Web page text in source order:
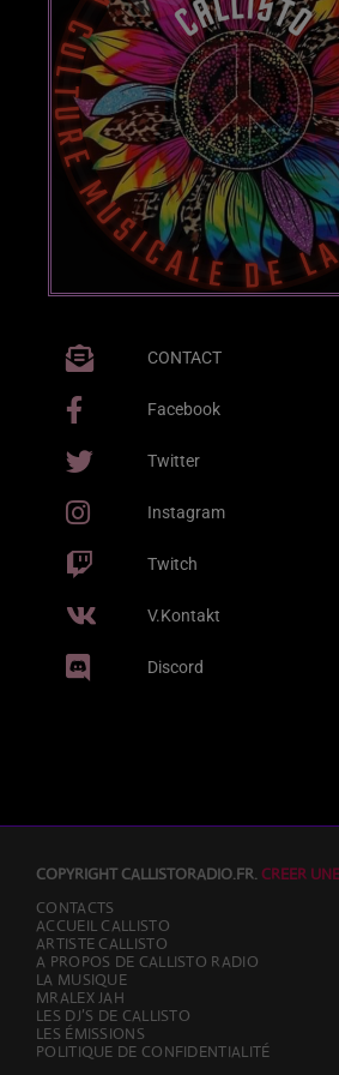
CONTACT
Facebook
Twitter
Instagram
Twitch
V.Kontakt
Discord
COPYRIGHT CALLISTORADIO.FR.CREER
CONTACTS
ACCUEIL CALLISTO
ARTISTE CALLISTO
A PROPOS DE CALLISTO RADIO
LA MUSIQUE
MRALEX JAH
LES DJ’S DE CALLISTO
LES ÉMISSIONS
POLITIQUE DE CONFIDENTIALITÉ